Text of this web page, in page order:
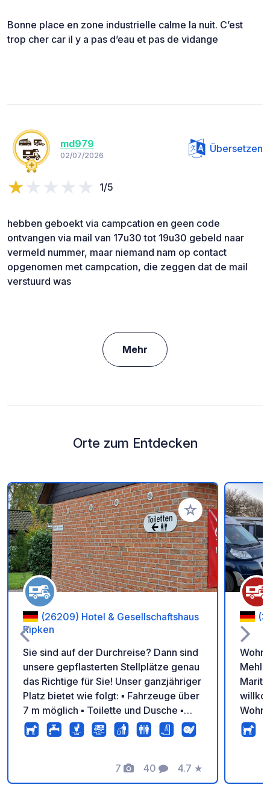
Bonne place en zone industrielle calme la nuit. C’est
trop cher car il y a pas d’eau et pas de vidange
md979
02/07/2026
Übersetzen
1/5
hebben geboekt via campcation en geen code
ontvangen via mail van 17u30 tot 19u30 gebeld naar
vermeld nummer, maar niemand nam op contact
opgenomen met campcation, die zeggen dat de mail
verstuurd was
Mehr
Orte zum Entdecken
Zu Ihren Favoriten
(26209) Hotel & Gesellschaftshaus
Ripken
Sie sind auf der Durchreise? Dann sind
unsere gepflasterten Stellplätze genau
das Richtige für Sie! Unser ganzjähriger
Platz bietet wie folgt: ▪ Fahrzeuge über
7 m möglich ▪ Toilette und Dusche ▪
Strom ▪ Entsorgungseinrichtung ▪
Entsorgung mit Bodeneinlass ▪
Frischwasser ▪ Brötchenservice ▪
Frühstücksangebot (nur mit
7
Fotos
40
Kommentare
4.7
Bewertung
★
direkt